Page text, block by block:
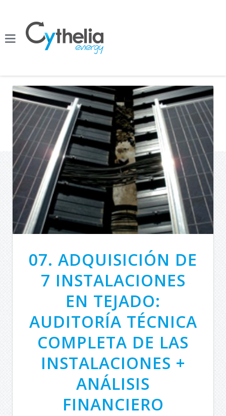
07. ADQUISICIÓN DE
7 INSTALACIONES
EN TEJADO:
AUDITORÍA TÉCNICA
COMPLETA DE LAS
INSTALACIONES +
ANÁLISIS
FINANCIERO